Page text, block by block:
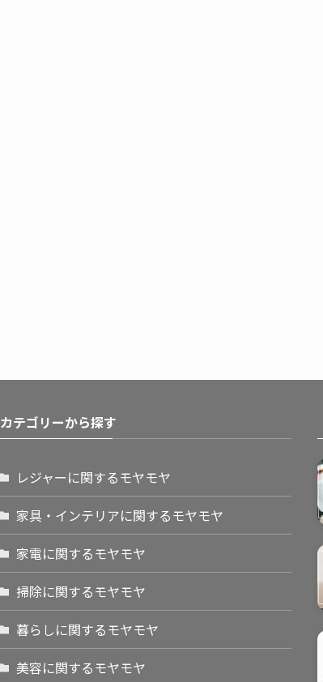
カテゴリーから探す
レジャーに関するモヤモヤ
家具・インテリアに関するモヤモヤ
家電に関するモヤモヤ
掃除に関するモヤモヤ
暮らしに関するモヤモヤ
美容に関するモヤモヤ